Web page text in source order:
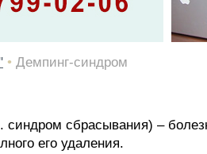
• Демпинг-синдром
сбрасывания) –
его удаления.